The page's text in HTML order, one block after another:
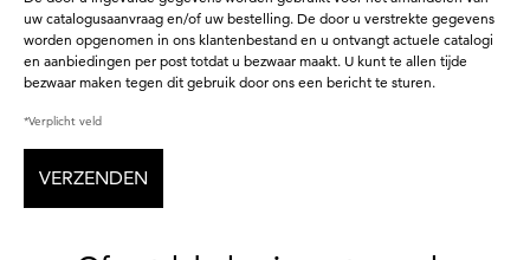
uw catalogusaanvraag en/of uw bestelling. De door u verstrekte gegevens
worden opgenomen in ons klantenbestand en u ontvangt actuele catalogi
en aanbiedingen per post totdat u bezwaar maakt. U kunt te allen tijde
bezwaar maken tegen dit gebruik door ons een bericht te sturen.
*Verplicht veld
VERZENDEN